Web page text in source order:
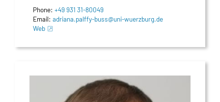
Phone: +49 931 31-80049
Email: adriana.palffy-buss@uni-wuerzburg.de
Web